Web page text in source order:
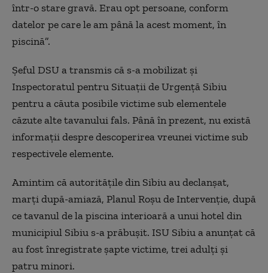
într-o stare gravă. Erau opt persoane, conform
datelor pe care le am până la acest moment, în
piscină”.
Șeful DSU a transmis că s-a mobilizat și
Inspectoratul pentru Situații de Urgență Sibiu
pentru a căuta posibile victime sub elementele
căzute alte tavanului fals. Până în prezent, nu există
informații despre descoperirea vreunei victime sub
respectivele elemente.
Amintim că autorităţile din Sibiu au declanşat,
marţi după-amiază, Planul Roşu de Intervenţie, după
ce tavanul de la piscina interioară a unui hotel din
municipiul Sibiu s-a prăbuşit. ISU Sibiu a anunțat că
au fost înregistrate șapte victime, trei adulți și
patru minori.